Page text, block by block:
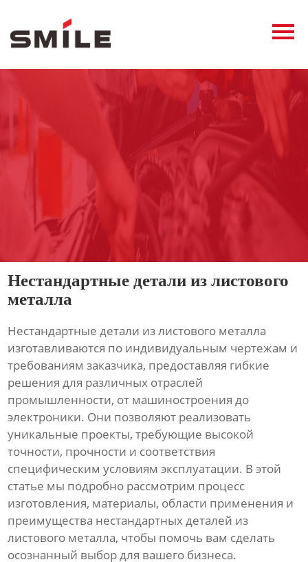
Продукция
О нас
Контакты
Нестандартные детали из листового
металла
Нестандартные детали из листового металла
изготавливаются по индивидуальным чертежам и
требованиям заказчика, предоставляя гибкие
решения для различных отраслей
промышленности, от машиностроения до
электроники. Они позволяют реализовать
уникальные проекты, требующие высокой
точности, прочности и соответствия
специфическим условиям эксплуатации. В этой
статье мы подробно рассмотрим процесс
изготовления, материалы, области применения и
преимущества нестандартных деталей из
листового металла, чтобы помочь вам сделать
осознанный выбор для вашего бизнеса.